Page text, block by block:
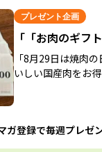
プレゼント企画
「「お肉のギフ
「8月29日は焼肉
いしい国産肉をお
ガ登録で毎週プレゼ